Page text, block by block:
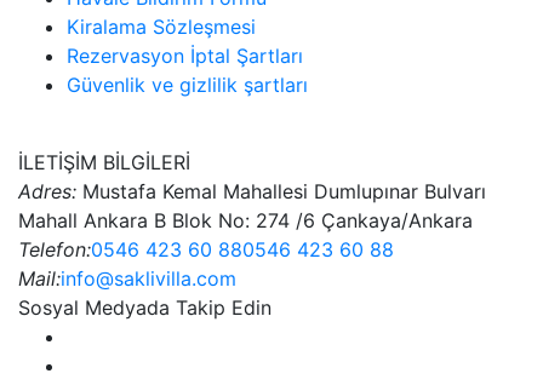
Kiralama Sözleşmesi
Rezervasyon İptal Şartları
Güvenlik ve gizlilik şartları
İLETİŞİM BİLGİLERİ
Adres: Mustafa Kemal Mahallesi Dumlupınar Bulvarı
Mahall Ankara B Blok No: 274 /6 Çankaya/Ankara
Telefon:0546 423 60 880546 423 60 88
Mail:info@saklivilla.com
Sosyal Medyada Takip Edin